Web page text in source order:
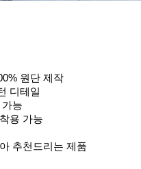
원단 제작
디테일
능
용 가능
추천드리는 제품